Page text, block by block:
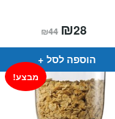
₪44 המחיר
המקורי
היה:
₪44.
₪28
הוא:
הוספה לסל
מבצע!